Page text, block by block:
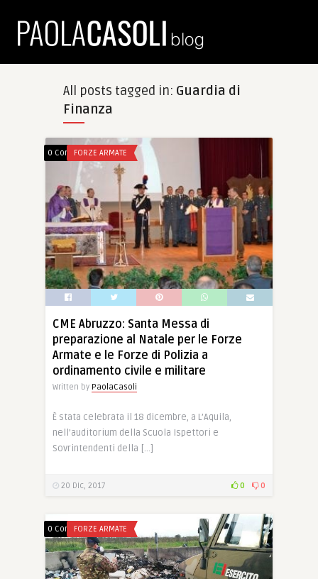
All posts tagged in: Guardia di
Finanza
0 CommentsFORZE ARMATE
CME Abruzzo: Santa Messa di
preparazione al Natale per le Forze
Armate e le Forze di Polizia a
ordinamento civile e militare
Written by PaolaCasoli
È stata celebrata il 18 dicembre, a L’Aquila,
nell’auditorium della Scuola Ispettori e
Sovrintendenti della […]
20 Dic, 2017 0 0
0 CommentsFORZE ARMATE